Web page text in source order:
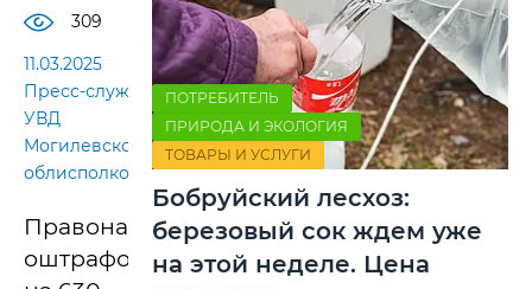
309
11.03.2025
Пресс-служба
УВД
Могилевского
облисполкома.
Правонарушитель
оштрафован
ПОТРЕБИТЕЛЬ
ПРИРОДА И ЭКОЛОГИЯ
ТОВАРЫ И УСЛУГИ
Бобруйский лесхоз:
березовый сок ждем уже
на этой неделе. Цена